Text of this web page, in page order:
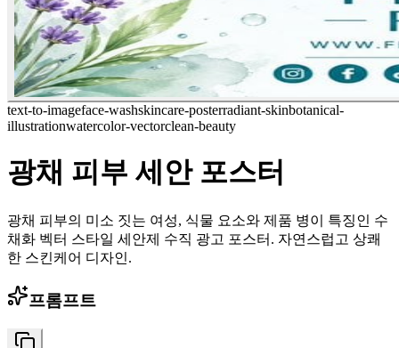
text-to-imageface-washskincare-posterradiant-skinbotanical-
illustrationwatercolor-vectorclean-beauty
광채 피부 세안 포스터
광채 피부의 미소 짓는 여성, 식물 요소와 제품 병이 특징인 수
채화 벡터 스타일 세안제 수직 광고 포스터. 자연스럽고 상쾌
한 스킨케어 디자인.
프롬프트